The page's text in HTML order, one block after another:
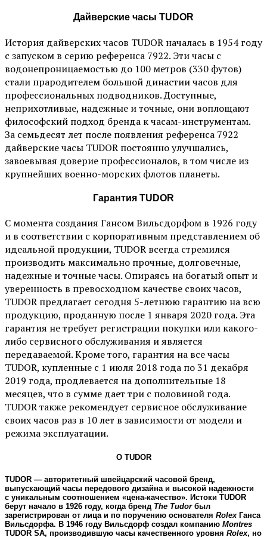
Дайверские часы TUDOR
История дайверских часов TUDOR началась в 1954 году
с запуском в серию референса 7922. Эти часы с
водонепроницаемостью до 100 метров (330 футов)
стали прародителем большой династии часов для
профессиональных подводников. Доступные,
неприхотливые, надежные и точные, они воплощают
философский подход бренда к часам-инструментам.
За семьдесят лет после появления референса 7922
дайверские часы TUDOR постоянно улучшались,
завоевывая доверие профессионалов, в том числе из
крупнейших военно-морских флотов планеты.
Гарантия TUDOR
С момента создания Гансом Вильсдорфом в 1926 году
и в соответствии с корпоративным представлением об
идеальной продукции, TUDOR всегда стремился
производить максимально прочные, долговечные,
надежные и точные часы. Опираясь на богатый опыт и
уверенность в превосходном качестве своих часов,
TUDOR предлагает сегодня 5-летнюю гарантию на всю
продукцию, проданную после 1 января 2020 года. Эта
гарантия не требует регистрации покупки или какого-
либо сервисного обслуживания и является
передаваемой. Кроме того, гарантия на все часы
TUDOR, купленные с 1 июля 2018 года по 31 декабря
2019 года, продлевается на дополнительные 18
месяцев, что в сумме дает три с половиной года.
TUDOR также рекомендует сервисное обслуживание
своих часов раз в 10 лет в зависимости от модели и
режима эксплуатации.
О TUDOR
TUDOR — авторитетный швейцарский часовой бренд,
выпускающий часы передового дизайна и высокой надежности
с уникальным соотношением «цена-качество». Истоки TUDOR
берут начало в 1926 году, когда бренд The Tudorбыл
зарегистрирован от лица и по поручению основателя RolexГанса
Вильсдорфа. В 1946 году Вильсдорф создал компанию Montres
TUDOR SA, производившую часы качественного уровня Rolex, но